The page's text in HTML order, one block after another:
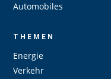
Automobiles
THEMEN
Energie
Verkehr